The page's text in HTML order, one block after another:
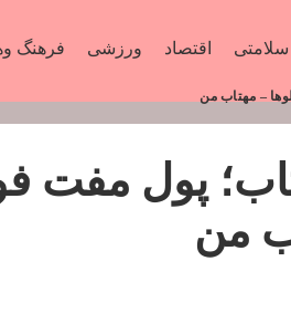
سلامتی اقتصاد ورزشی فرهنگ
– مهتاب من
پول مفت
من